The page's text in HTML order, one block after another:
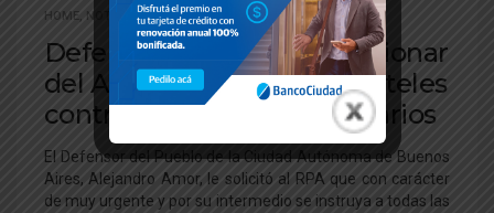
HOME, NOTICIAS
Defensoría del Pueblo: accionar
del Administrador ante carteles
contra Profesionales Sanitarios
El Defensor del Pueblo de la Ciudad Autónoma de Buenos
Aires, Alejandro Amor, le solicitó al RPA que con carácter
de muy urgente y por su intermedio se instruya a todas las